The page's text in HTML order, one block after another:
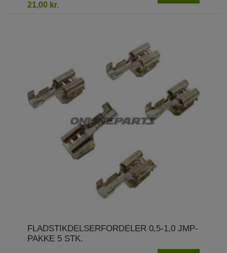
21,00 kr.
FLADSTIKDELSERFORDELER 0,5-1,0 JMP-
PAKKE 5 STK.